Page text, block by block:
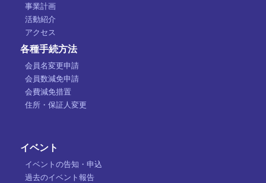
事業計画
活動紹介
アクセス
各種手続方法
会員名変更申請
会員数減免申請
会費減免措置
住所・保証人変更
イベント
イベントの告知・申込
過去のイベント報告